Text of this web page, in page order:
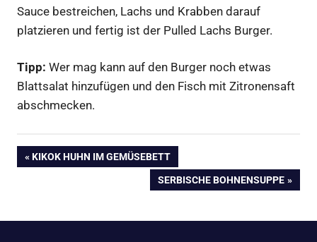
Sauce bestreichen, Lachs und Krabben darauf
platzieren und fertig ist der Pulled Lachs Burger.
Tipp: Wer mag kann auf den Burger noch etwas
Blattsalat hinzufügen und den Fisch mit Zitronensaft
abschmecken.
Beitragsnavigation
VORHERIGER
KIKOK HUHN IM GEMÜSEBETT
NÄCHSTER
SERBISCHE BOHNENSUPPE